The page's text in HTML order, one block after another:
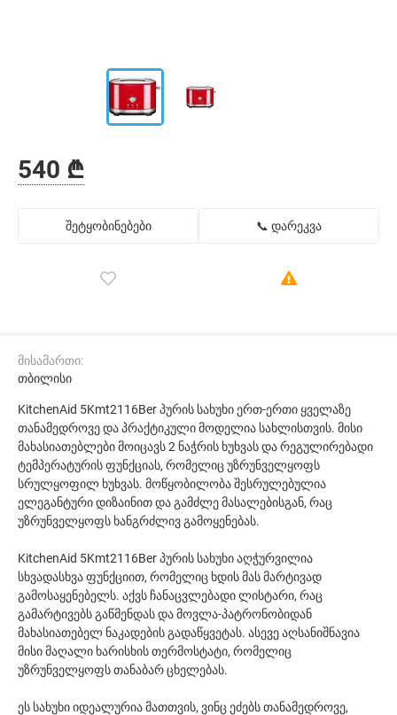
540 ₾
შეტყობინებები 📞 დარეკვა
მისამართი:
თბილისი
KitchenAid 5Kmt2116Ber პურის სახუხი ერთ-ერთი ყველაზე
თანამედროვე და პრაქტიკული მოდელია სახლისთვის. მისი
მახასიათებლები მოიცავს 2 ნაჭრის ხუხვას და რეგულირებადი
ტემპერატურის ფუნქციას, რომელიც უზრუნველყოფს
სრულყოფილ ხუხვას. მოწყობილობა შესრულებულია
ელეგანტური დიზაინით და გამძლე მასალებისგან, რაც
უზრუნველყოფს ხანგრძლივ გამოყენებას.
KitchenAid 5Kmt2116Ber პურის სახუხი აღჭურვილია
სხვადასხვა ფუნქციით, რომელიც ხდის მას მარტივად
გამოსაყენებელს. აქვს ჩანაცვლებადი ლისტარი, რაც
გამარტივებს გაწმენდას და მოვლა-პატრონობიდან
მახასიათებელ ნაკადების გადაწყვეტას. ასევე აღსანიშნავია
მისი მაღალი ხარისხის თერმოსტატი, რომელიც
უზრუნველყოფს თანაბარ ცხელებას.
ეს სახუხი იდეალურია მათთვის, ვინც ეძებს თანამედროვე,